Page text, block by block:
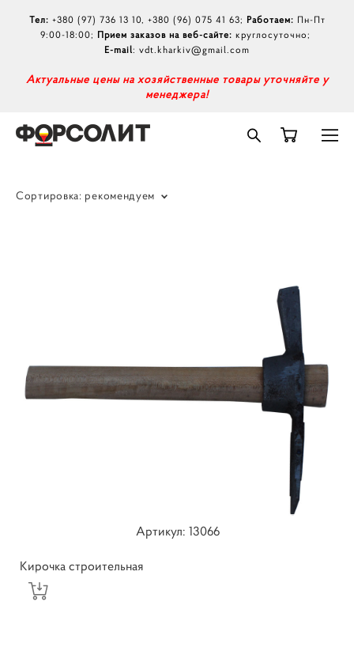
Тел: +380 (97) 736 13 10, +380 (96) 075 41 63; Работаем: Пн-Пт
9:00-18:00; Прием заказов на веб-сайте: круглосуточно;
E-mail: vdt.kharkiv@gmail.com
Актуальные цены на хозяйственные товары уточняйте у
менеджера!
Сортировка: рекомендуем
Артикул: 13066
Кирочка строительная